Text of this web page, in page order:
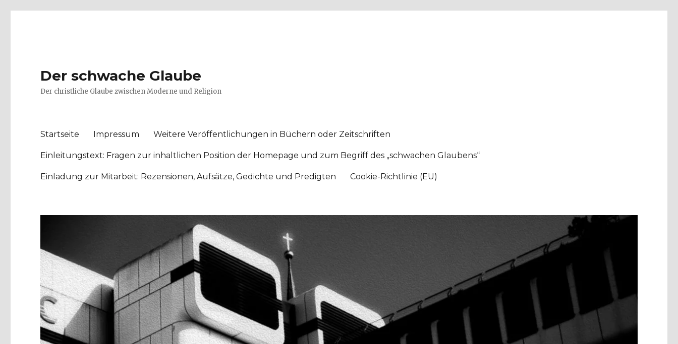
Der schwache Glaube
Der christliche Glaube zwischen Moderne und Religion
Startseite Impressum Weitere Veröffentlichungen in Büchern oder Zeitschriften
Einleitungstext: Fragen zur inhaltlichen Position der Homepage und zum Begriff des „schwachen Glaubens“
Einladung zur Mitarbeit: Rezensionen, Aufsätze, Gedichte und Predigten Cookie-Richtlinie (EU)